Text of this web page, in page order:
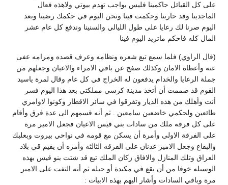
على كل القبائل حاكمينا فليس بواجب تهدم بيوتي ولاهذه فعال
الماجدينا وقد حاربنا وحكمت فينا ونحن اليوم في حكمك رضينا وبعد
اليوم صرنا لك رعايا على طول الليالي والسنينا وندفع كل عام عشر
المال كله فاحكم ماتريد اليوم فينا
(قال الراوي) فلما سمع تبع شعره ونظامه وعرف قصده ومرامه عفى
عنه وأعطاه الامان وكذلك صفح عن باقي الامراء والاعيان وجعلهم من
جملة الرعايا والخدام يدفعون له الخراج في كل عام وقال لمرة ياسيد
القوم قد صممت أن أتخذ مدينة كرسي مملكتي بعد هذا اليوم فسر
أنت وأهلك من هذه الديار وتفرقوا في سائر الاقطار وكونوا لاوامري
طائعين ولحكمي خاضعين سامعين . ثم أنه قسمهم الى عدة فرق وأقام
على كل فرقه ملك من سادات بني قيس الاعيان فجعل الامير مرة
على الفرقة الاولى وأمرة أن يسكن مع قومه في نواحي بيروت وبعلبك
والبقاع وجعل الامير عدنان على الفرقه الثالثه وأمره أن يقيم قي بلاد
العراق وتلك المنازل والافاق زكان الملك تبع قد شتت بنو قيس بهذه
الوسيله خوفا من أن يقع في مكيدة أو حيله ثم أنه التفت على الامير
مرة وباقي السادات وأشار اليهم بهذه الابيات :